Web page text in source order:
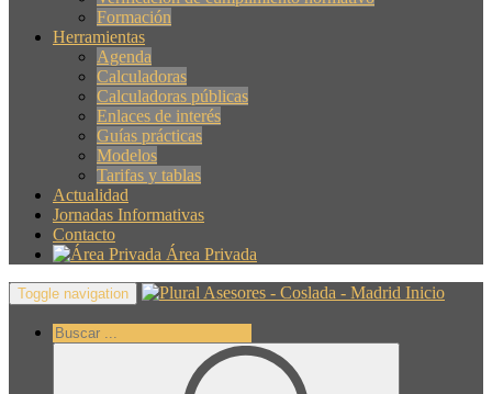
Formación
Herramientas
Agenda
Calculadoras
Calculadoras públicas
Enlaces de interés
Guías prácticas
Modelos
Tarifas y tablas
Actualidad
Jornadas Informativas
Contacto
Área Privada
Toggle navigation Inicio